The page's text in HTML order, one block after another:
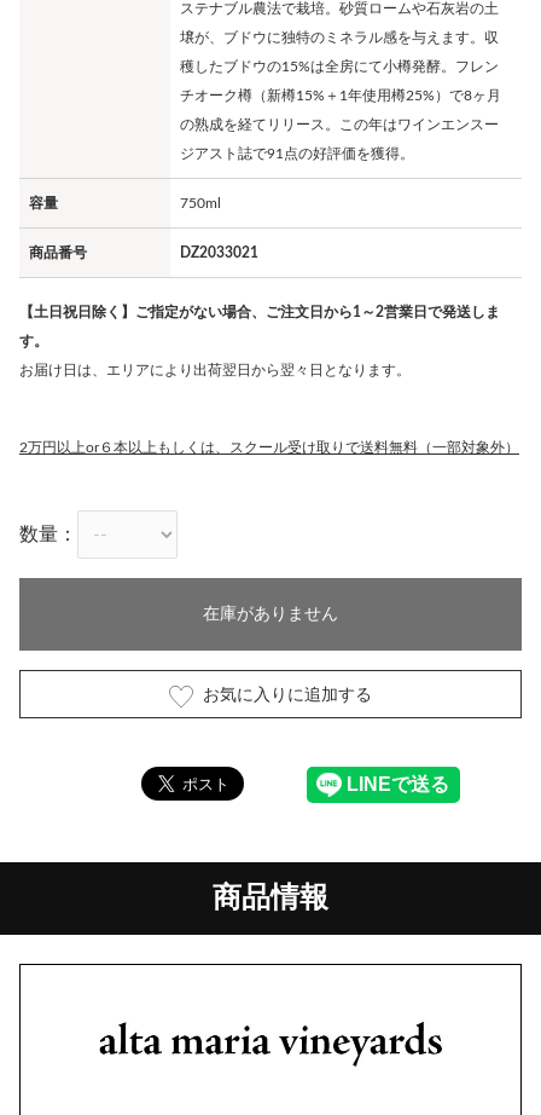
ステナブル農法で栽培。砂質ロームや石灰岩の土
壌が、ブドウに独特のミネラル感を与えます。収
穫したブドウの15%は全房にて小樽発酵。フレン
チオーク樽（新樽15%＋1年使用樽25%）で8ヶ月
の熟成を経てリリース。この年はワインエンスー
ジアスト誌で91点の好評価を獲得。
容量 750ml
商品番号 DZ2033021
【土日祝日除く】ご指定がない場合、ご注文日から1～2営業日で発送しま
す。
お届け日は、エリアにより出荷翌日から翌々日となります。
2万円以上or６本以上もしくは、スクール受け取りで送料無料（一部対象外）
数量：
在庫がありません
お気に入りに追加する
商品情報